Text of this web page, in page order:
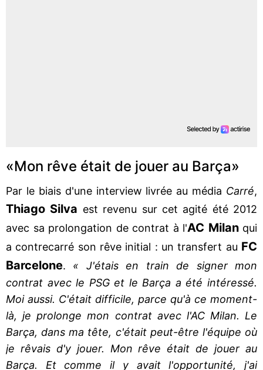
«Mon rêve était de jouer au Barça»
Par le biais d'une interview livrée au média Carré,
Thiago Silva est revenu sur cet agité été 2012
avec sa prolongation de contrat à l'AC Milan qui
a contrecarré son rêve initial : un transfert au FC
Barcelone. « J'étais en train de signer mon
contrat avec le PSG et le Barça a été intéressé.
Moi aussi. C'était difficile, parce qu'à ce moment-
là, je prolonge mon contrat avec l'AC Milan. Le
Barça, dans ma tête, c'était peut-être l'équipe où
je rêvais d'y jouer. Mon rêve était de jouer au
Barça. Et comme il y avait l'opportunité, j'ai